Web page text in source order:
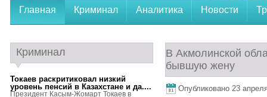
Главная Криминал Аналитика Новости
В Акмолинской
бывшую жену
Опубликовано 23
Криминал
Токаев раскритиковал низкий
уровень пенсий в Казахстане и да....
Президент Касым-Жомарт Токаев в